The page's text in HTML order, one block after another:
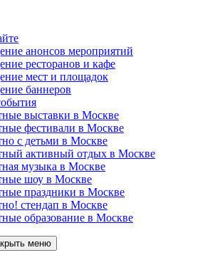
анонсов мероприятий
ресторанов и кафе
мест и площадок
баннеров
выставки в Москве
фестивали в Москве
с детьми в Москве
активный отдых в Москве
музыка в Москве
шоу в Москве
праздники в Москве
стендап в Москве
образование в Москве
меню